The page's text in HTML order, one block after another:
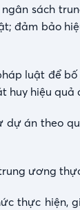
sách
đảm bảo
luật để
huy hiệu quả
án theo
ương
thực hiện,